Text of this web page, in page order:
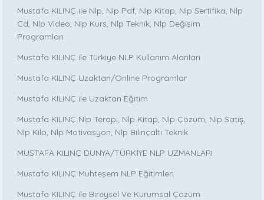
Mustafa KILINÇ ile Nlp, Nlp Pdf, Nlp Kitap, Nlp Sertifika, Nlp
Cd, Nlp Video, Nlp Kurs, Nlp Teknik, Nlp Değişim
Programları
Mustafa KILINÇ ile Türkiye NLP Kullanım Alanları
Mustafa KILINÇ Uzaktan/Online Programlar
Mustafa KILINÇ ile Uzaktan Eğitim
Mustafa KILINÇ Nlp Terapi, Nlp Kitap, Nlp Çözüm, Nlp Satış,
Nlp Kilo, Nlp Motivasyon, Nlp Bilinçaltı Teknik
MUSTAFA KILINÇ DÜNYA/TÜRKİYE NLP UZMANLARI
Mustafa KILINÇ Muhteşem NLP Eğitimleri
Mustafa KILINÇ ile Bireysel Ve Kurumsal Çözüm